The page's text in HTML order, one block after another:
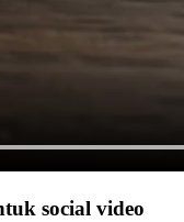
social video